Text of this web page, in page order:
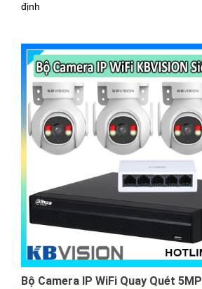
định
Bộ Camera IP WiFi Quay Quét 5MP